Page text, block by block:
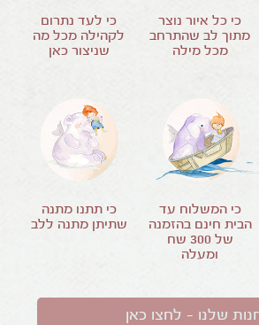
כי כל איור נוצר
מתוך לב שהתרחב
מכל מילה
כי לעד נתרום
לקהילה מכל מה
שניצור כאן
כי המשלוח עד
הבית חינם בהזמנה
של 300 שח
ומעלה
כי תתנו מתנה
שתיתן מתנה ללב
שלנו – לחצו כאן